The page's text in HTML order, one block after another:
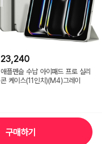
23,240
애플펜슬 수납 아이패드 프로 실리
콘 케이스(11인치)(M4)그레이
구매하기